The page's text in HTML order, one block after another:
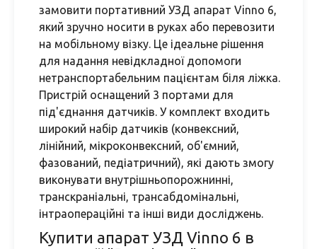
замовити портативний УЗД апарат Vinno 6,
який зручно носити в руках або перевозити
на мобільному візку. Це ідеальне рішення
для надання невідкладної допомоги
нетранспортабельним пацієнтам біля ліжка.
Пристрій оснащений 3 портами для
під'єднання датчиків. У комплект входить
широкий набір датчиків (конвексний,
лінійний, мікроконвексний, об'ємний,
фазований, педіатричний), які дають змогу
виконувати внутрішньопорожнинні,
транскраніальні, трансабдомінальні,
інтраопераційні та інші види досліджень.
Купити апарат УЗД Vinno 6 в